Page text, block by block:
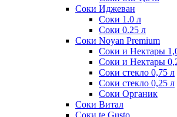
Соки Иджеван
Соки 1.0 л
Соки 0.25 л
Соки Noyan Premium
Соки и Нектары
Соки и Нектары
Соки стекло 0,75 л
Соки стекло 0,25 л
Соки Органик
Соки Витал
Соки te Gusto